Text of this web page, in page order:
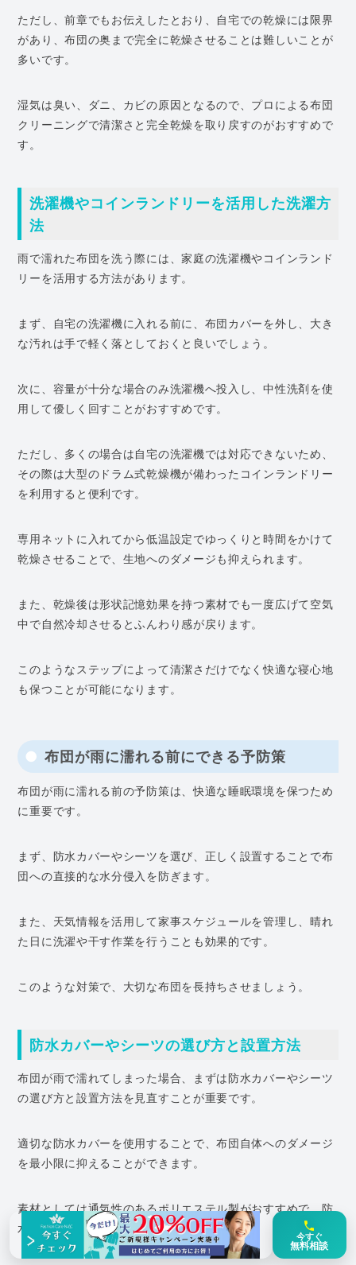
ただし、前章でもお伝えしたとおり、自宅での乾燥には限界
があり、布団の奥まで完全に乾燥させることは難しいことが
多いです。
湿気は臭い、ダニ、カビの原因となるので、プロによる布団
クリーニングで清潔さと完全乾燥を取り戻すのがおすすめで
す。
洗濯機やコインランドリーを活用した洗濯方
法
雨で濡れた布団を洗う際には、家庭の洗濯機やコインランド
リーを活用する方法があります。
まず、自宅の洗濯機に入れる前に、布団カバーを外し、大き
な汚れは手で軽く落としておくと良いでしょう。
次に、容量が十分な場合のみ洗濯機へ投入し、中性洗剤を使
用して優しく回すことがおすすめです。
ただし、多くの場合は自宅の洗濯機では対応できないため、
その際は大型のドラム式乾燥機が備わったコインランドリー
を利用すると便利です。
専用ネットに入れてから低温設定でゆっくりと時間をかけて
乾燥させることで、生地へのダメージも抑えられます。
また、乾燥後は形状記憶効果を持つ素材でも一度広げて空気
中で自然冷却させるとふんわり感が戻ります。
このようなステップによって清潔さだけでなく快適な寝心地
も保つことが可能になります。
布団が雨に濡れる前にできる予防策
布団が雨に濡れる前の予防策は、快適な睡眠環境を保つため
に重要です。
まず、防水カバーやシーツを選び、正しく設置することで布
団への直接的な水分侵入を防ぎます。
また、天気情報を活用して家事スケジュールを管理し、晴れ
た日に洗濯や干す作業を行うことも効果的です。
このような対策で、大切な布団を長持ちさせましょう。
防水カバーやシーツの選び方と設置方法
布団が雨で濡れてしまった場合、まずは防水カバーやシーツ
の選び方と設置方法を見直すことが重要です。
適切な防水カバーを使用することで、布団自体へのダメージ
を最小限に抑えることができます。
素材としては通気性のあるポリエステル製がおすすめで、防
水性能と快適さを両立します。
今すぐ
無料相談